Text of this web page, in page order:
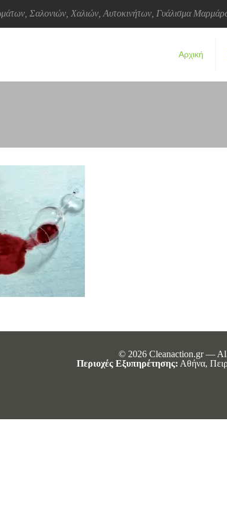
Σαλονιών, Χαλιών, Αυτοκινήτων, Γυάλισμα
Αρχική
© 2026 Cleanaction.gr — All
Περιοχές Εξυπηρέτησης: Αθήνα,